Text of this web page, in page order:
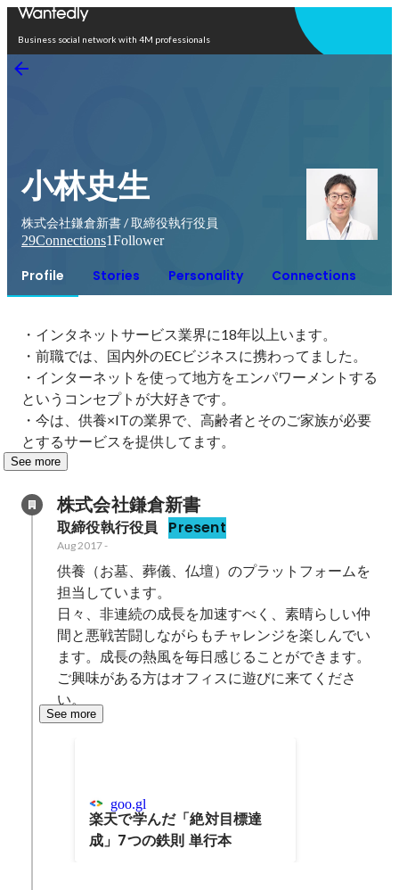
Business social network with 4M professionals
小林史生
株式会社鎌倉新書 / 取締役執行役員
29Connections1Follower
Profile Stories Personality Connections
・インタネットサービス業界に18年以上います。
・前職では、国内外のECビジネスに携わってました。
・インターネットを使って地方をエンパワーメントする
というコンセプトが大好きです。
・今は、供養×ITの業界で、高齢者とそのご家族が必要
とするサービスを提供してます。
See more
株式会社鎌倉新書
取締役執行役員 Present
Aug 2017-
供養（お墓、葬儀、仏壇）のプラットフォームを
担当しています。
日々、非連続の成長を加速すべく、素晴らしい仲
間と悪戦苦闘しながらもチャレンジを楽しんでい
ます。成長の熱風を毎日感じることができます。
ご興味がある方はオフィスに遊びに来てくださ
い。
See more
goo.gl
楽天で学んだ「絶対目標達
成」7つの鉄則 単行本